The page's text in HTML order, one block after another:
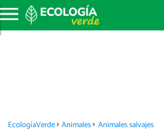
EcologíaVerde Animales Animales salvajes